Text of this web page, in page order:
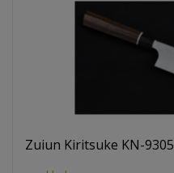
Zuiun Kiritsuke KN-9305